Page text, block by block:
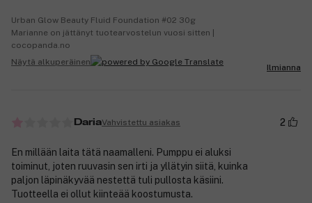
Urban Glow Beauty Fluid Foundation #02 30g
Marianne on jättänyt tuotearvostelun vuosi sitten |
cocopanda.no
Näytä alkuperäinen
Ilmianna
DariaVahvistettu asiakas 2
En millään laita tätä naamalleni. Pumppu ei aluksi
toiminut, joten ruuvasin sen irti ja yllätyin siitä, kuinka
paljon läpinäkyvää nestettä tuli pullosta käsiini.
Tuotteella ei ollut kiinteää koostumusta.